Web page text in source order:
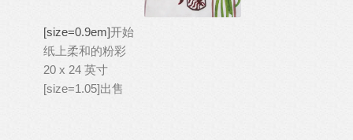
[size=0.9em]开始
纸上柔和的粉彩
20 x 24 英寸
[size=1.05]出售